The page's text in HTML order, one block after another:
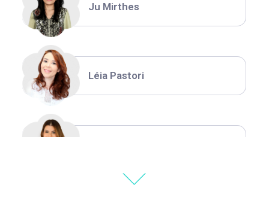
Ju Mirthes
Léia Pastori